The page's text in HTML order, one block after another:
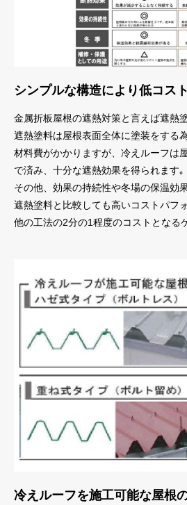
シンプルな構造により低コス
金属折板屋根の遮熱対策と言えば遮熱
遮熱塗料は屋根表面全体に塗装をする
材料費がかかりますが、冷えルーフは
で済み、十分な遮熱効果を得られます｡
その他、効果の持続性や冬場の保温効
遮熱塗料と比較しても高いコストパフ
他の工法の2分の1程度のコストとなる
冷えルーフを施工可能な屋根